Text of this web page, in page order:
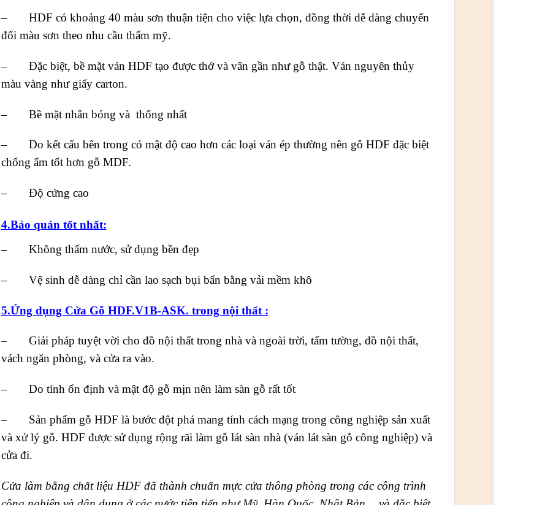
– HDF có khoảng 40 màu sơn thuận tiện cho việc lựa chọn, đồng thời dễ dàng chuyển
đổi màu sơn theo nhu cầu thẩm mỹ.
– Đặc biệt, bề mặt ván HDF tạo được thớ và vân gần như gỗ thật. Ván nguyên thủy
màu vàng như giấy carton.
– Bề mặt nhẵn bóng và thống nhất
– Do kết cấu bên trong có mật độ cao hơn các loại ván ép thường nên gỗ HDF đặc biệt
chống ẩm tốt hơn gỗ MDF.
– Độ cứng cao
4.Bảo quản tốt nhất:
– Không thấm nước, sử dụng bền đẹp
– Vệ sinh dễ dàng chỉ cần lao sạch bụi bẩn bằng vải mềm khô
5.Ứng dụng Cửa Gỗ HDF.V1B-ASK. trong nội thất :
– Giải pháp tuyệt vời cho đồ nội thất trong nhà và ngoài trời, tấm tường, đồ nội thất,
vách ngăn phòng, và cửa ra vào.
– Do tính ổn định và mật độ gỗ mịn nên làm sàn gỗ rất tốt
– Sản phẩm gỗ HDF là bước đột phá mang tính cách mạng trong công nghiệp sản xuất
và xử lý gỗ. HDF được sử dụng rộng rãi làm gỗ lát sàn nhà (ván lát sàn gỗ công nghiệp) và
cửa đi.
Cửa làm bằng chất liệu HDF đã thành chuẩn mực cửa thông phòng trong các công trình